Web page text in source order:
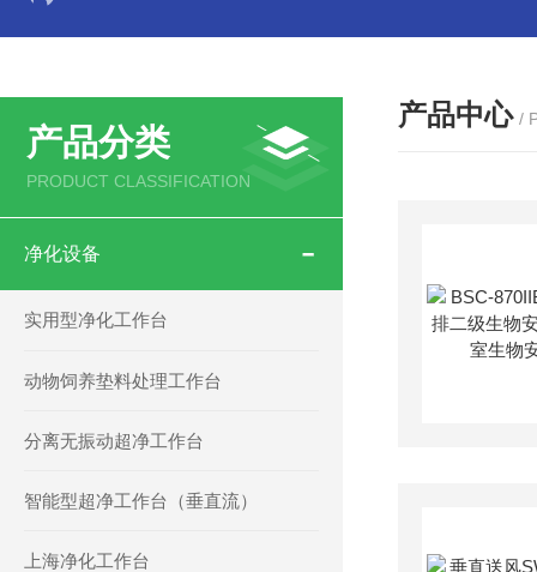
产品分类
PRODUCT CLASSIFICATION
净化设备
实用型净化工作台
动物饲养垫料处理工作台
分离无振动超净工作台
智能型超净工作台（垂直流）
上海净化工作台
产品中心 /